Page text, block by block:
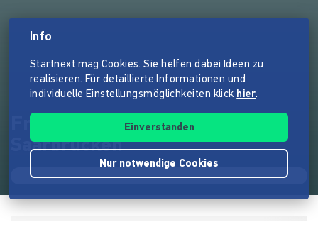
Frischer Wind für Unverpackt
Saarbrücken
Info
Startnext mag Cookies. Sie helfen dabei Ideen zu
realisieren. Für detaillierte Informationen und
individuelle Einstellungsmöglichkeiten klick hier.
Einverstanden
Nur notwendige Cookies